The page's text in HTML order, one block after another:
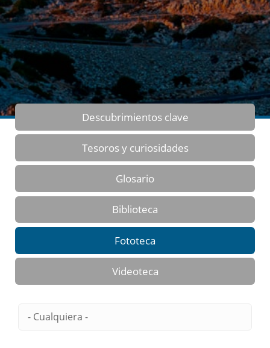
Descubrimientos clave
Tesoros y curiosidades
Glosario
Biblioteca
Fototeca
Videoteca